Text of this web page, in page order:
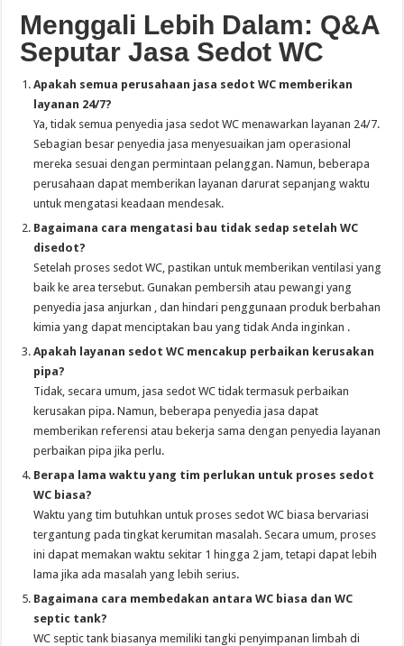
Menggali Lebih Dalam: Q&A
Seputar Jasa Sedot WC
Apakah semua perusahaan jasa sedot WC memberikan
layanan 24/7?
Ya, tidak semua penyedia jasa sedot WC menawarkan layanan 24/7.
Sebagian besar penyedia jasa menyesuaikan jam operasional
mereka sesuai dengan permintaan pelanggan. Namun, beberapa
perusahaan dapat memberikan layanan darurat sepanjang waktu
untuk mengatasi keadaan mendesak.
Bagaimana cara mengatasi bau tidak sedap setelah WC
disedot?
Setelah proses sedot WC, pastikan untuk memberikan ventilasi yang
baik ke area tersebut. Gunakan pembersih atau pewangi yang
penyedia jasa anjurkan , dan hindari penggunaan produk berbahan
kimia yang dapat menciptakan bau yang tidak Anda inginkan .
Apakah layanan sedot WC mencakup perbaikan kerusakan
pipa?
Tidak, secara umum, jasa sedot WC tidak termasuk perbaikan
kerusakan pipa. Namun, beberapa penyedia jasa dapat
memberikan referensi atau bekerja sama dengan penyedia layanan
perbaikan pipa jika perlu.
Berapa lama waktu yang tim perlukan untuk proses sedot
WC biasa?
Waktu yang tim butuhkan untuk proses sedot WC biasa bervariasi
tergantung pada tingkat kerumitan masalah. Secara umum, proses
ini dapat memakan waktu sekitar 1 hingga 2 jam, tetapi dapat lebih
lama jika ada masalah yang lebih serius.
Bagaimana cara membedakan antara WC biasa dan WC
septic tank?
WC septic tank biasanya memiliki tangki penyimpanan limbah di